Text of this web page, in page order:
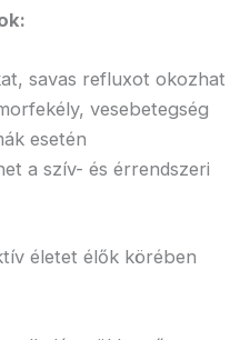
savas refluxot okozhat
vesebetegség
esetén
a szív- és érrendszeri
életet élők körében